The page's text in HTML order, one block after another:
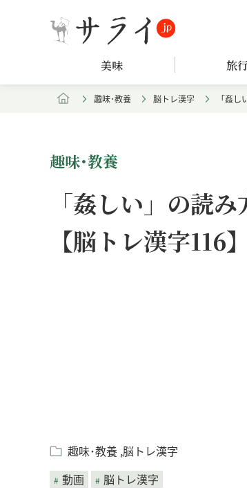
美味 旅
趣味･教養 脳トレ漢字 「姦
趣味･教養
「姦しい」の読
【脳トレ漢字116】
趣味･教養 脳トレ漢字
動画
脳トレ漢字